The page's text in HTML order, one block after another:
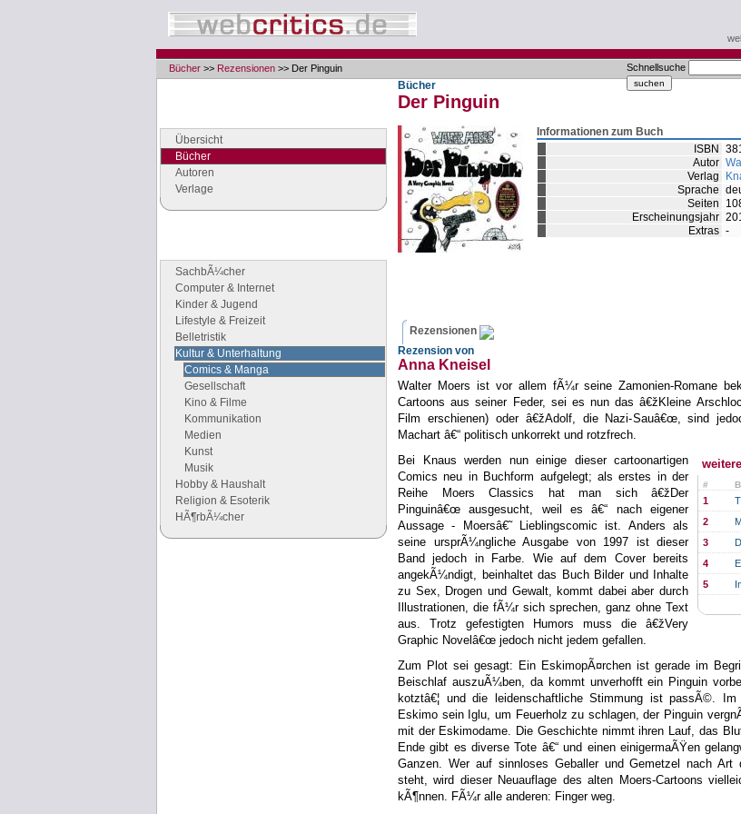
Schnellsuche
Bücher >> Rezensionen >> Der Pinguin
Übersicht
Bücher
Autoren
Verlage
SachbÃ¼cher
Computer & Internet
Kinder & Jugend
Lifestyle & Freizeit
Belletristik
Kultur & Unterhaltung
Comics & Manga
Gesellschaft
Kino & Filme
Kommunikation
Medien
Kunst
Musik
Hobby & Haushalt
Religion & Esoterik
HÃ¶rbÃ¼cher
Bücher
Der Pinguin
Informationen zum Buch
ISBN
Autor
Verlag
Sprache
Seiten
Erscheinungsjahr
Extras -
Rezensionen
Rezension von
Anna Kneisel
Walter Moers ist vor allem fÃ¼r seine Zamonien-Romane
Cartoons aus seiner Feder, sei es nun das â€žKleine
Film erschienen) oder â€žAdolf, die Nazi-Sauâ€œ, sind
Machart â€“ politisch unkorrekt und rotzfrech.
#
1
2
3
4
5
Bei Knaus werden nun einige dieser cartoonartigen
Comics neu in Buchform aufgelegt; als erstes in der
Reihe Moers Classics hat man sich â€žDer
Pinguinâ€œ ausgesucht, weil es â€“ nach eigener
Aussage - Moersâ€˜ Lieblingscomic ist. Anders als
seine ursprÃ¼ngliche Ausgabe von 1997 ist dieser
Band jedoch in Farbe. Wie auf dem Cover bereits
angekÃ¼ndigt, beinhaltet das Buch Bilder und Inhalte
zu Sex, Drogen und Gewalt, kommt dabei aber durch
Illustrationen, die fÃ¼r sich sprechen, ganz ohne Text
aus. Trotz gefestigten Humors muss die â€žVery
Graphic Novelâ€œ jedoch nicht jedem gefallen.
Zum Plot sei gesagt: Ein EskimopÃ¤rchen ist gerade im
Beischlaf auszuÃ¼ben, da kommt unverhofft ein Pinguin
kotztâ€¦ und die leidenschaftliche Stimmung ist passÃ©.
Eskimo sein Iglu, um Feuerholz zu schlagen, der Pinguin
mit der Eskimodame. Die Geschichte nimmt ihren Lauf, das
Ende gibt es diverse Tote â€“ und einen einigermaÃŸen
Ganzen. Wer auf sinnloses Geballer und Gemetzel nach Art
steht, wird dieser Neuauflage des alten Moers-Cartoons
kÃ¶nnen. FÃ¼r alle anderen: Finger weg.